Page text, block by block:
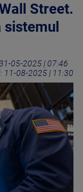
Street.
05-2025 | 07:46
11-08-2025 | 11:30